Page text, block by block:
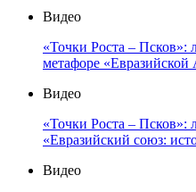
Видео
«Точки Роста – Псков»:
метафоре «Евразийской
Видео
«Точки Роста – Псков»:
«Евразийский союз:
Видео